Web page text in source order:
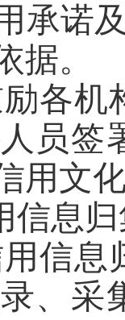
承诺
据。
各机
员签
用文
信息归
信息
、采